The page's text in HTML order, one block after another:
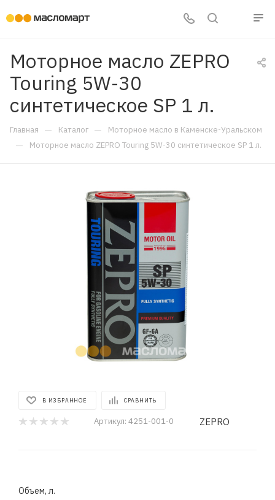
Моторное масло ZEPRO
Touring 5W-30
синтетическое SP 1 л.
Главная — Каталог — Моторное масло в Каменске-Уральском
— Моторное масло ZEPRO Touring 5W-30 синтетическое SP 1 л.
В ИЗБРАННОЕ СРАВНИТЬ
Артикул: 4251-001-0 ZEPRO
Объем, л.